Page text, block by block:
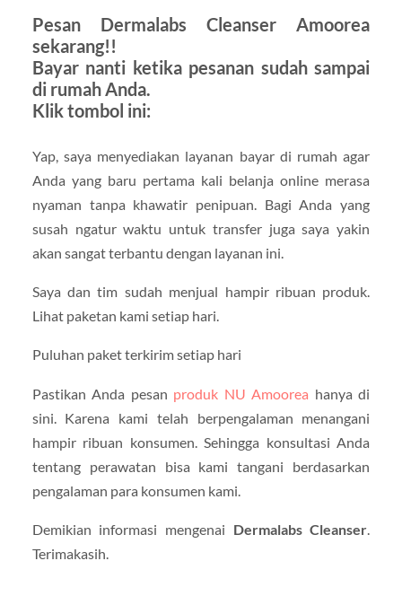
Pesan Dermalabs Cleanser Amoorea
sekarang!!
Bayar nanti ketika pesanan sudah sampai
di rumah Anda.
Klik tombol ini:
Yap, saya menyediakan layanan bayar di rumah agar
Anda yang baru pertama kali belanja online merasa
nyaman tanpa khawatir penipuan. Bagi Anda yang
susah ngatur waktu untuk transfer juga saya yakin
akan sangat terbantu dengan layanan ini.
Saya dan tim sudah menjual hampir ribuan produk.
Lihat paketan kami setiap hari.
Puluhan paket terkirim setiap hari
Pastikan Anda pesan produk NU Amoorea hanya di
sini. Karena kami telah berpengalaman menangani
hampir ribuan konsumen. Sehingga konsultasi Anda
tentang perawatan bisa kami tangani berdasarkan
pengalaman para konsumen kami.
Demikian informasi mengenai Dermalabs Cleanser
Terimakasih.